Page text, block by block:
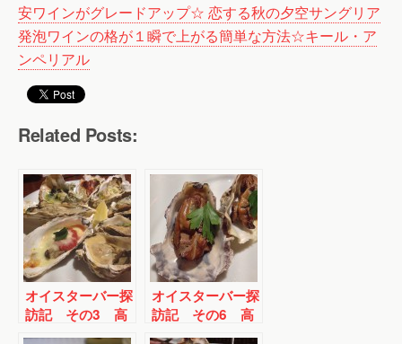
安ワインがグレードアップ☆ 恋する秋の夕空サングリア
発泡ワインの格が１瞬で上がる簡単な方法☆キール・ア
ンペリアル
Related Posts:
オイスターバー探
訪記 その3 高
田馬場
オイスターバー探
訪記 その6 高
田馬場